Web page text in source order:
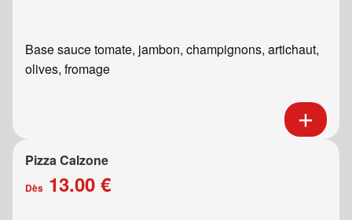
Base sauce tomate, jambon, champignons, artichaut,
olives, fromage
Pizza Calzone
Dès 13.00 €